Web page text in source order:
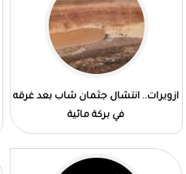
ازويرات.. انتشال جثمان شاب بعد غرقه
في بركة مائية